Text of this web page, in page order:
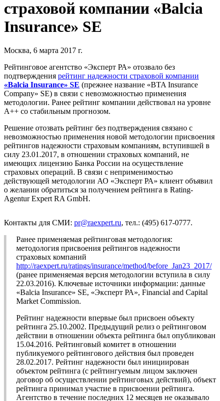
страховой компании «Balcia
Insurance» SE
Москва, 6 марта 2017 г.
Рейтинговое агентство «Эксперт РА» отозвало без
подтверждения рейтинг надежности страховой компании
«Balcia Insurance» SE (прежнее название «BTA Insurance
Company» SE) в связи с невозможностью применения
методологии. Ранее рейтинг компании действовал на уровне
А++ со стабильным прогнозом.
Решение отозвать рейтинг без подтверждения связано с
невозможностью применения новой методологии присвоения
рейтингов надежности страховым компаниям, вступившей в
силу 23.01.2017, в отношении страховых компаний, не
имеющих лицензию Банка России на осуществление
страховых операций. В связи с неприменимостью
действующей методологии АО «Эксперт РА» клиент объявил
о желании обратиться за получением рейтинга в Rating-
Agentur Expert RA GmbH.
Контакты для СМИ: pr@raexpert.ru, тел.: (495) 617-0777.
Ранее применяемая рейтинговая методология:
методология присвоения рейтингов надежности
страховых компаний
http://raexpert.ru/ratings/insurance/method/before_Jan23_2017/
(ранее применяемая версия методологии вступила в силу
22.03.2016). Ключевые источники информации: данные
«Balcia Insurance» SE, «Эксперт РА», Financial and Capital
Market Commission.
Рейтинг надежности впервые был присвоен объекту
рейтинга 25.10.2002. Предыдущий релиз о рейтинговом
действии в отношении объекта рейтинга был опубликован
15.04.2016. Рейтинговый комитет в отношении
публикуемого рейтингового действия был проведен
28.02.2017. Рейтинг надежности был инициирован
объектом рейтинга (с рейтингуемым лицом заключен
договор об осуществлении рейтинговых действий), объект
рейтинга принимал участие в присвоении рейтинга.
Агентство в течение последних 12 месяцев не оказывало